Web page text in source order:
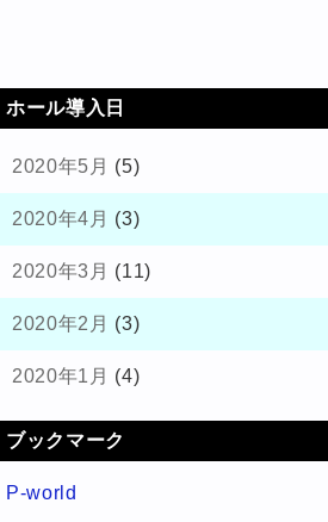
ホール導入日
2020年5月 (5)
2020年4月 (3)
2020年3月 (11)
2020年2月 (3)
2020年1月 (4)
ブックマーク
P-world